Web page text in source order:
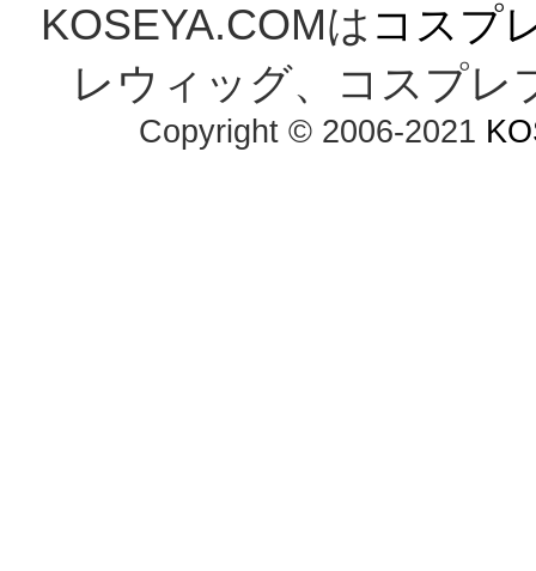
KOSEYA.COMは コスプ
レウィッグ、コスプレ
Copyright © 2006-2021